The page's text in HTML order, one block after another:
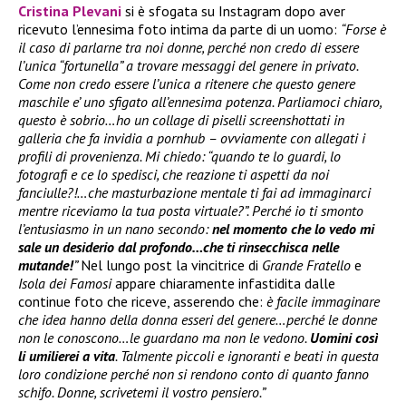
Cristina Plevani si è sfogata su Instagram dopo aver
ricevuto l’ennesima foto intima da parte di un uomo: “Forse è
il caso di parlarne tra noi donne, perché non credo di essere
l’unica “fortunella” a trovare messaggi del genere in privato.
Come non credo essere l’unica a ritenere che questo genere
maschile e’ uno sfigato all’ennesima potenza. Parliamoci chiaro,
questo è sobrio…ho un collage di piselli screenshottati in
galleria che fa invidia a pornhub – ovviamente con allegati i
profili di provenienza. Mi chiedo: “quando te lo guardi, lo
fotografi e ce lo spedisci, che reazione ti aspetti da noi
fanciulle?!…che masturbazione mentale ti fai ad immaginarci
mentre riceviamo la tua posta virtuale?”. Perché io ti smonto
l’entusiasmo in un nano secondo:nel momento che lo vedo mi
sale un desiderio dal profondo…che ti rinsecchisca nelle
mutande!”Nel lungo post la vincitrice di Grande Fratello e
Isola dei Famosiappare chiaramente infastidita dalle
continue foto che riceve, asserendo che: è facile immaginare
che idea hanno della donna esseri del genere…perché le donne
non le conoscono…le guardano ma non le vedono. Uomini così
li umilierei a vita. Talmente piccoli e ignoranti e beati in questa
loro condizione perché non si rendono conto di quanto fanno
schifo. Donne, scrivetemi il vostro pensiero.”